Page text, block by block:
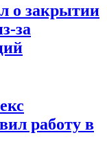
о закрытии
за
работу в